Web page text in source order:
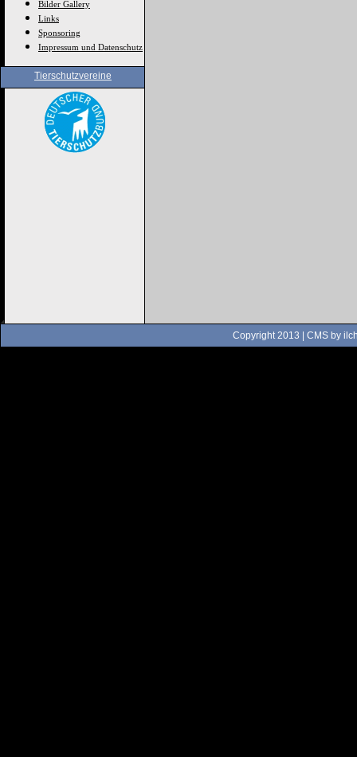
Bilder Gallery
Links
Sponsoring
Impressum und Datenschutz
Tierschutzvereine
Copyright 2013 | CMS by